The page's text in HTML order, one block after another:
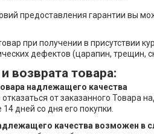
предоставления гарантии вы
при получении в присутствии
дефектов (царапин, трещин,
возврата товара:
надлежащего качества
отказаться от заказанного
дней со дня его покупки.
качества возможен в